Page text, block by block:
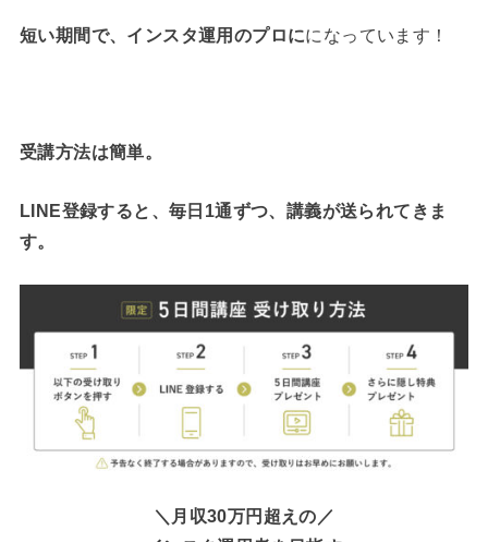
短い期間で、インスタ運用のプロにになっています！
受講方法は簡単。
LINE登録すると、毎日1通ずつ、講義が送られてきま
す。
＼月収30万円超えの／